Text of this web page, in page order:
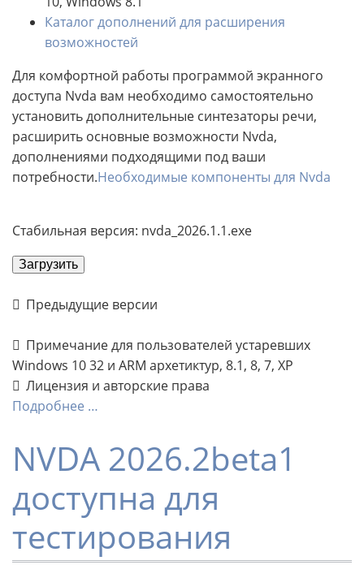
Каталог дополнений для расширения
возможностей
Для комфортной работы программой экранного
доступа Nvda вам необходимо самостоятельно
установить дополнительные синтезаторы речи,
расширить основные возможности Nvda,
дополнениями подходящими под ваши
потребности.Необходимые компоненты для Nvda
Стабильная версия: nvda_2026.1.1.exe
Загрузить
Предыдущие версии
Примечание для пользователей устаревших
Windows 10 32 и ARM архетиктур, 8.1, 8, 7, XP
Лицензия и авторские права
Подробнее …
NVDA 2026.2beta1
доступна для
тестирования